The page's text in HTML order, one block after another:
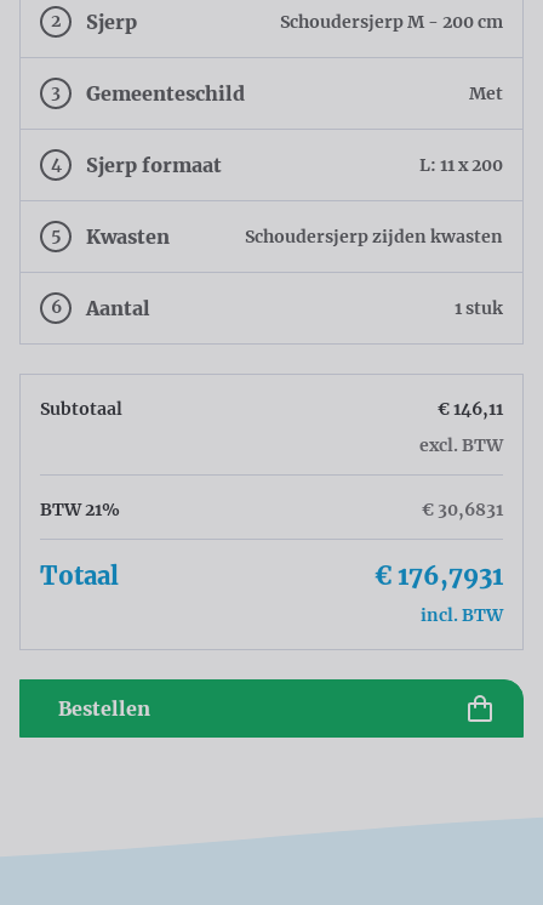
2 Sjerp Schoudersjerp M - 200 cm
3 Gemeenteschild Met
4 Sjerp formaat L: 11 x 200
5 Kwasten Schoudersjerp zijden kwasten
6 Aantal 1 stuk
Subtotaal
€ 146,11
excl. BTW
BTW 21% € 30,6831
Totaal € 176,7931
incl. BTW
Bestellen